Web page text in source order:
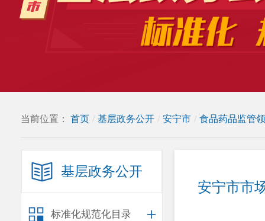
当前位置： 首页 / 基层政务公开 / 安宁市 / 食品药品监管
基层政务公开
标准化规范化目录
安宁市市